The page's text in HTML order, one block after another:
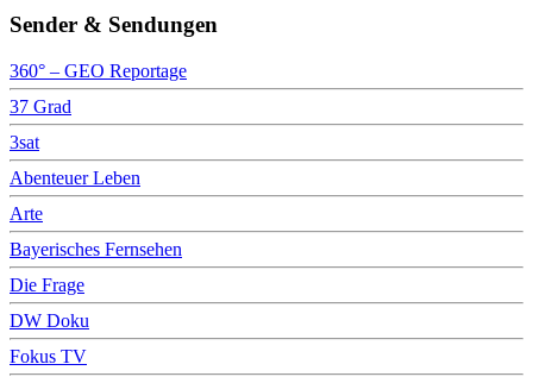
Sender & Sendungen
360° – GEO Reportage
37 Grad
3sat
Abenteuer Leben
Arte
Bayerisches Fernsehen
Die Frage
DW Doku
Fokus TV